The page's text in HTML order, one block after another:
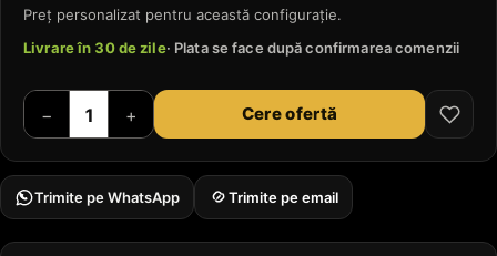
Preț personalizat pentru această configurație.
Livrare în 30 de zile· Plata se face după confirmarea comenzii
− + Cere ofertă
Trimite pe WhatsApp Trimite pe email